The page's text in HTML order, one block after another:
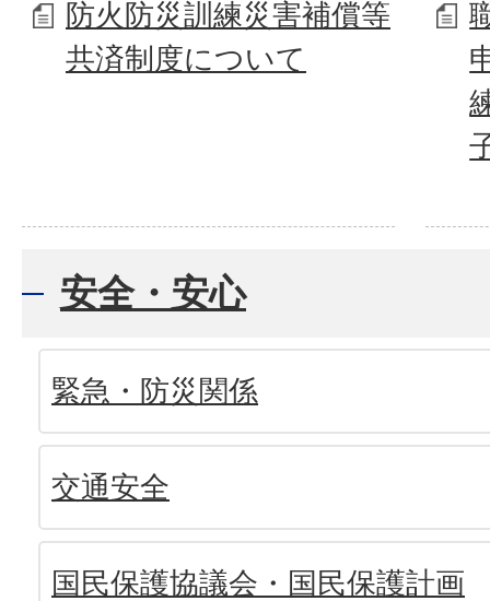
防火防災訓練災害補償等
共済制度について
安全・安心
緊急・防災関係
交通安全
国民保護協議会・国民保護計画